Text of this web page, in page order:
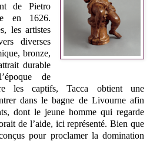
de Pietro
en 1626.
les artistes
diverses
bronze,
durable
de
les captifs, Tacca obtient une
dans le bagne de Livourne afin
dont le jeune homme qui regarde
de l’aide, ici représenté. Bien que
pour proclamer la domination